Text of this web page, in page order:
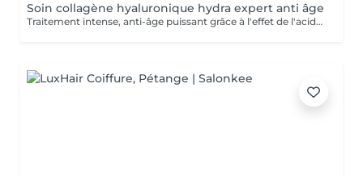
Soin collagène hyaluronique hydra expert anti âge
Traitement intense, anti-âge puissant grâce à l'effet de l'acide hyaluronique. Repulpe les ridules, apporte de l'éclat au teint, la peau parait plus lisse. Nous vous prions de bien vouloir respecter votre rendez-vous. En prenant rendez-vous, vous occupez une place, dont une autre personne aurait éventuellement besoin. Tout rendez-vous non annulé 24h en avance, est susceptible d'être facturé. (Si vous ne pouvez pas vous présenter à votre RDV, proposez-le éventuellement à un proche ou à un ami) Toute l'équipe de Aromas Institut vous remercie pour votre respect et votre compréhension.